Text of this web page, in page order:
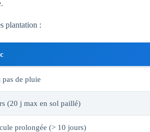
plantation :
pas de pluie
(20 j max en sol paillé)
prolongée (> 10 jours)